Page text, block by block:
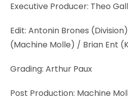
Executive Producer: Theo Gall
Edit: Antonin Brones
(Machine Molle) / Brian Ent
Grading: Arthur Paux
Post Production: Machine